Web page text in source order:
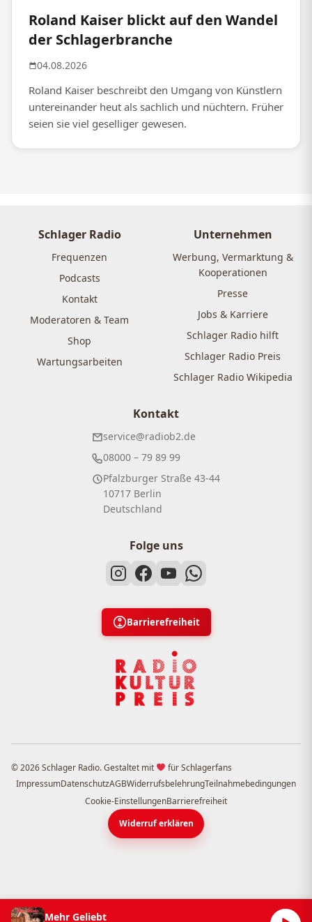
Roland Kaiser blickt auf den Wandel
der Schlagerbranche
04.08.2026
Roland Kaiser beschreibt den Umgang von Künstlern
untereinander heut als sachlich und nüchtern. Früher
seien sie viel geselliger gewesen.
Schlager Radio
Frequenzen
Podcasts
Kontakt
Moderatoren & Team
Shop
Wartungsarbeiten
Unternehmen
Werbung, Vermarktung &
Kooperationen
Presse
Jobs & Karriere
Schlager Radio hilft
Schlager Radio Preis
Schlager Radio Wikipedia
Kontakt
service@radiob2.de
08000 – 79 89 99
Pfalzburger Straße 43-44
10717 Berlin
Deutschland
Folge uns
Barrierefreiheit
© 2026 Schlager Radio. Gestaltet mit
für Schlagerfans
ImpressumDatenschutzAGBWiderrufsbelehrungTeilnahmebedingungen
Cookie-EinstellungenBarrierefreiheit
Widerruf erklären
Mehr Geliebt